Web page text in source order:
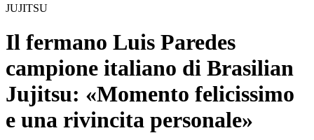
JUJITSU
Il fermano Luis Paredes
campione italiano di Brasilian
Jujitsu: «Momento felicissimo
e una rivincita personale»